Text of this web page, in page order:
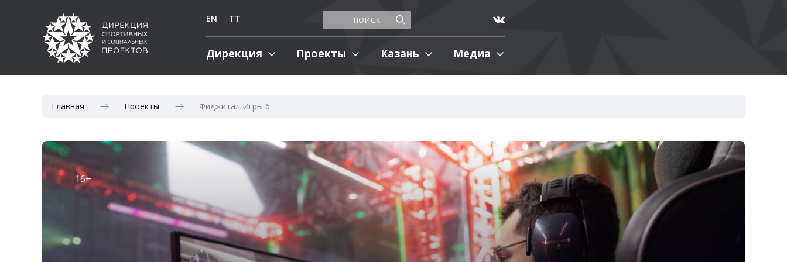
EN TT
Дирекция Проекты Казань Медиа
Главная Проекты Фиджитал Игры 6
16+